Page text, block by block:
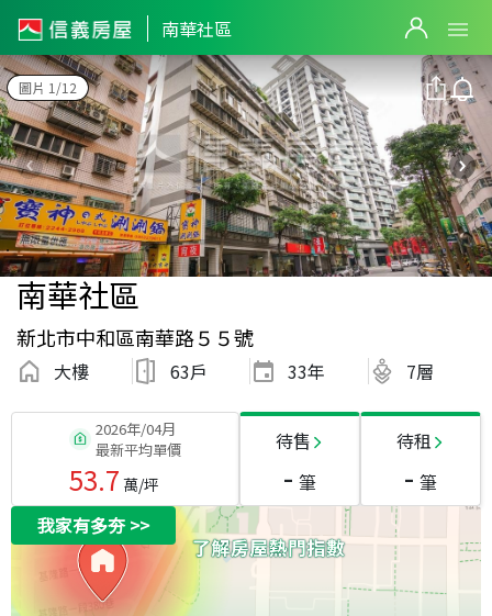
南華社區
圖片 1/12
南華社區
新北市中和區南華路５５號
大樓 63戶 33年 7層
2026年/04月
最新平均單價
53.7 萬/坪
待售
- 筆
待租
- 筆
我家有多夯>>